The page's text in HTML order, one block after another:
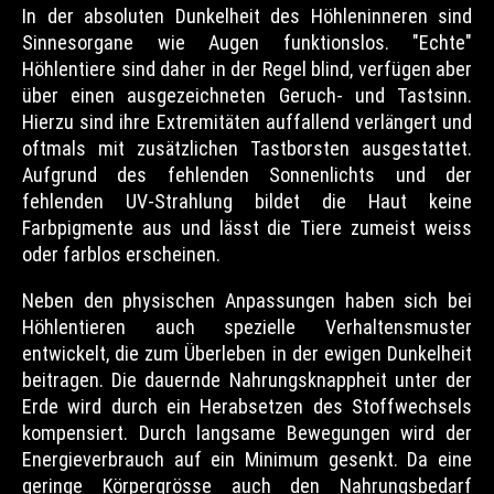
In der absoluten Dunkelheit des Höhleninneren sind
Sinnesorgane wie Augen funktionslos. "Echte"
Höhlentiere sind daher in der Regel blind, verfügen aber
über einen ausgezeichneten Geruch- und Tastsinn.
Hierzu sind ihre Extremitäten auffallend verlängert und
oftmals mit zusätzlichen Tastborsten ausgestattet.
Aufgrund des fehlenden Sonnenlichts und der
fehlenden UV-Strahlung bildet die Haut keine
Farbpigmente aus und lässt die Tiere zumeist weiss
oder farblos erscheinen.
Neben den physischen Anpassungen haben sich bei
Höhlentieren auch spezielle Verhaltensmuster
entwickelt, die zum Überleben in der ewigen Dunkelheit
beitragen. Die dauernde Nahrungsknappheit unter der
Erde wird durch ein Herabsetzen des Stoffwechsels
kompensiert. Durch langsame Bewegungen wird der
Energieverbrauch auf ein Minimum gesenkt. Da eine
geringe Körpergrösse auch den Nahrungsbedarf